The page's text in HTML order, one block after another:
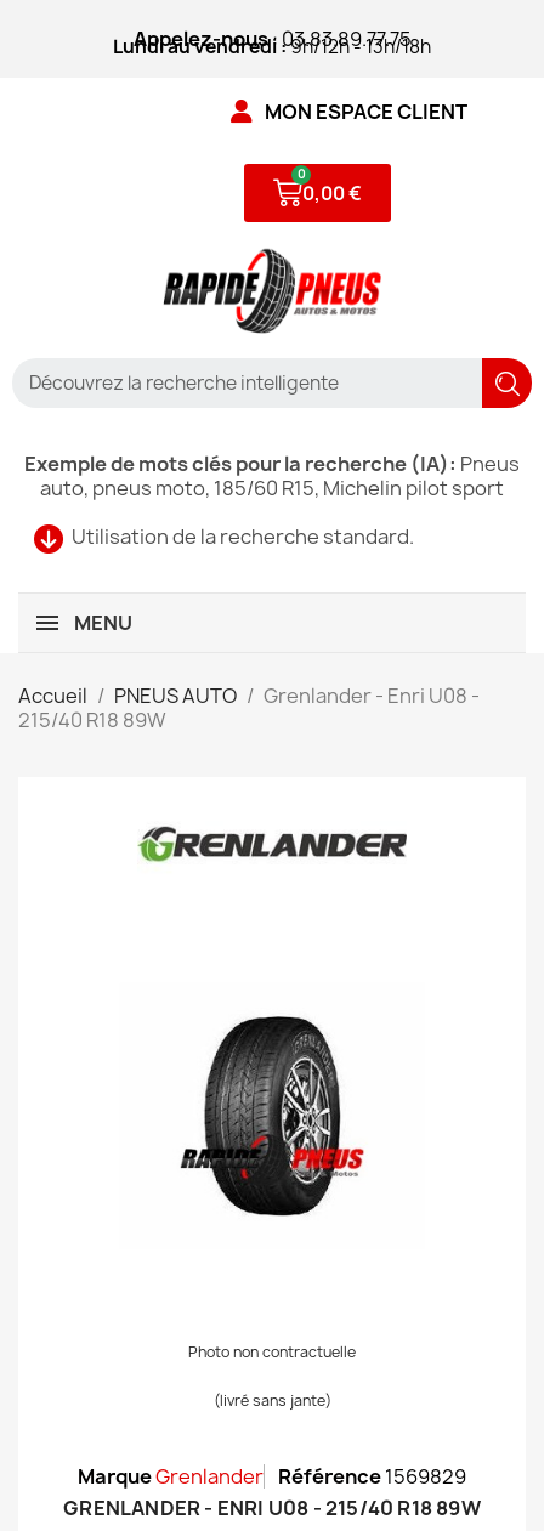
Appelez-nous: 03.83.89.77.75
Lundi au vendredi :9h/12h - 13h/18h
MON ESPACE CLIENT
0,00 €
Utilisation de la recherche standard.
Exemple de mots clés pour la recherche (IA): Pneus
auto, pneus moto, 185/60 R15, Michelin pilot sport
MENU
Accueil PNEUS AUTO
Grenlander - Enri U08 -
215/40 R18 89W
Photo non contractuelle
(livré sans jante)
MarqueGrenlander Référence1569829
GRENLANDER - ENRI U08 - 215/40 R18 89W